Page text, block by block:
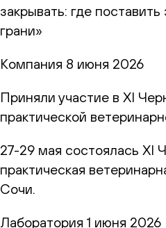
закрывать: где
грани»
Компания 8 июня 2026
Приняли участие в XI
практической
27-29 мая состоялась XI
практическая
Сочи.
Лаборатория 1 июня 2026